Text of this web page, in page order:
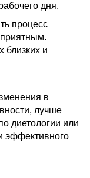
дня.
процесс
близких и
в
лучше
диетологии или
эффективного